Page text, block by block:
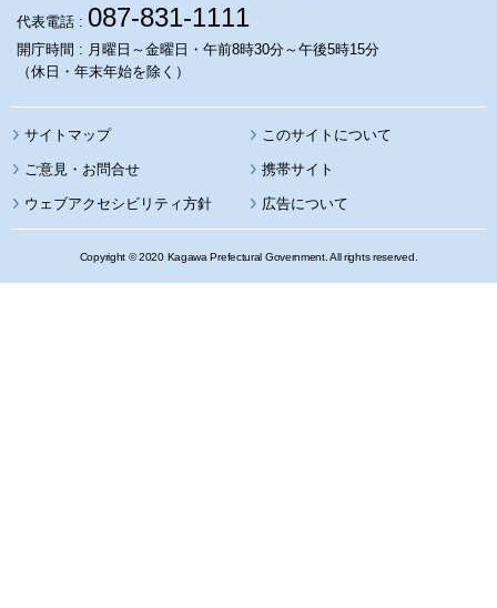
代表電話 : 087-831-1111
開庁時間 : 月曜日～金曜日・午前8時30分～午後5時15分
（休日・年末年始を除く）
サイトマップ このサイトについて
携帯サイト
ウェブアクセシビリティ方針 広告について
Copyright © 2020 Kagawa Prefectural Government. All rights reserved.